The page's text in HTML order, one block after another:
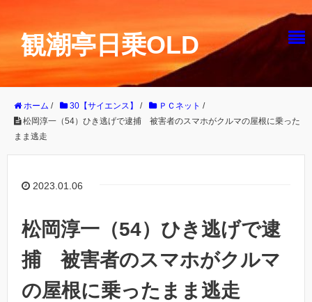
観潮亭日乗OLD
ホーム / 30【サイエンス】 / ＰＣネット /
松岡淳一（54）ひき逃げで逮捕 被害者のスマホがクルマの屋根に乗った
まま逃走
2023.01.06
松岡淳一（54）ひき逃げで逮
捕 被害者のスマホがクルマ
の屋根に乗ったまま逃走